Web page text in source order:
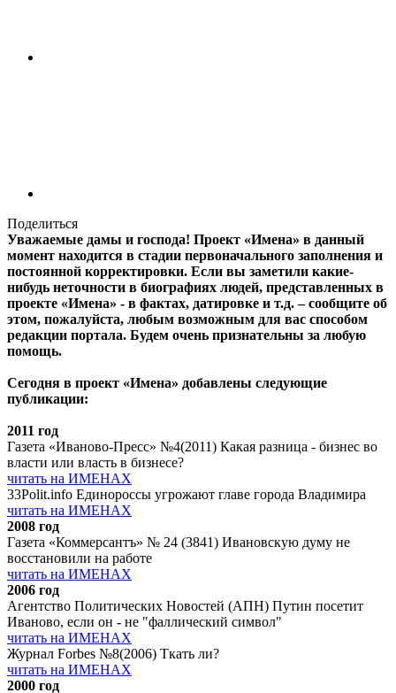
Поделиться
Уважаемые дамы и господа! Проект «Имена» в данный
момент находится в стадии первоначального заполнения и
постоянной корректировки. Если вы заметили какие-
нибудь неточности в биографиях людей, представленных в
проекте «Имена» - в фактах, датировке и т.д. – сообщите об
этом, пожалуйста, любым возможным для вас способом
редакции портала. Будем очень признательны за любую
помощь.
Сегодня в проект «Имена» добавлены следующие
публикации:
2011 год
Газета «Иваново-Пресс» №4(2011) Какая разница - бизнес во
власти или власть в бизнесе?
читать на ИМЕНАХ
33Polit.info Единороссы угрожают главе города Владимира
читать на ИМЕНАХ
2008 год
Газета «Коммерсантъ» № 24 (3841) Ивановскую думу не
восстановили на работе
читать на ИМЕНАХ
2006 год
Агентство Политических Новостей (АПН) Путин посетит
Иваново, если он - не "фаллический символ"
читать на ИМЕНАХ
Журнал Forbes №8(2006) Ткать ли?
читать на ИМЕНАХ
2000 год